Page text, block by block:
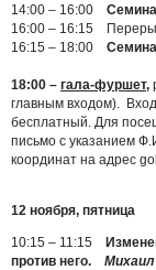
14:00 – 16:00
16:00 – 16:15
16:15 – 18:00
18:00 – гала-фуршет,
главным входом).
бесплатный. Для
письмо с указанием
координат на адрес
12 ноября, пятница
10:15 – 11:15
против него. Михаил